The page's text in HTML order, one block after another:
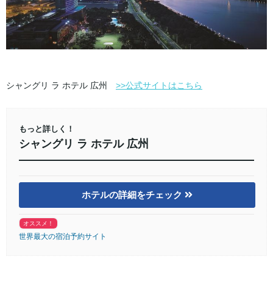
シャングリ ラ ホテル 広州 >>公式サイトはこちら
もっと詳しく！
シャングリ ラ ホテル 広州
ホテルの詳細をチェック
オススメ！
世界最大の宿泊予約サイト